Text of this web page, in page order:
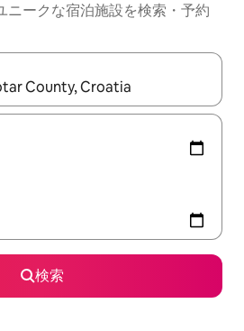
ークな宿泊施設を検索・予約
、上下の矢印キーを使って移動するか
検索